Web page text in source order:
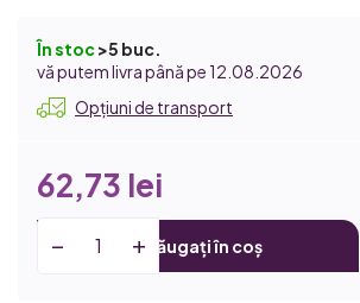
În stoc>5 buc.
12.08.2026
Opțiuni de transport
62,73 lei
Adăugați în coș